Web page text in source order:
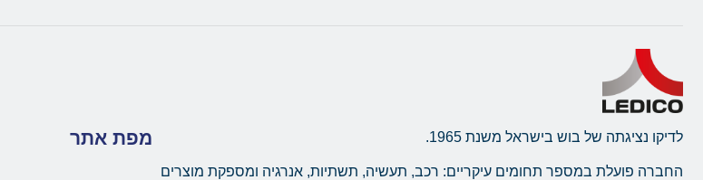
לדיקו נציגתה של בוש בישראל משנת 1965.
החברה פועלת במספר תחומים עיקריים: רכב, תעשיה, תשתיות, אנרגיה ומספקת מוצרים
מפת אתר